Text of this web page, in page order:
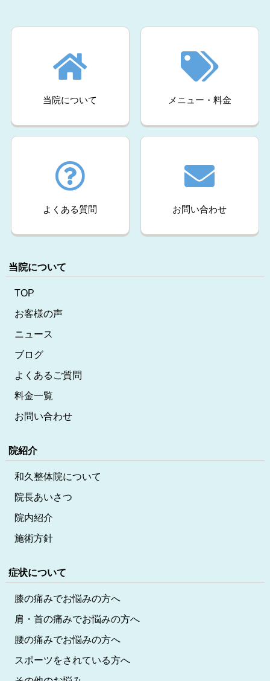
当院について メニュー・料金
よくある質問 お問い合わせ
当院について
TOP
お客様の声
ニュース
ブログ
よくあるご質問
料金一覧
お問い合わせ
院紹介
和久整体院について
院長あいさつ
院内紹介
施術方針
症状について
膝の痛みでお悩みの方へ
肩・首の痛みでお悩みの方へ
腰の痛みでお悩みの方へ
スポーツをされている方へ